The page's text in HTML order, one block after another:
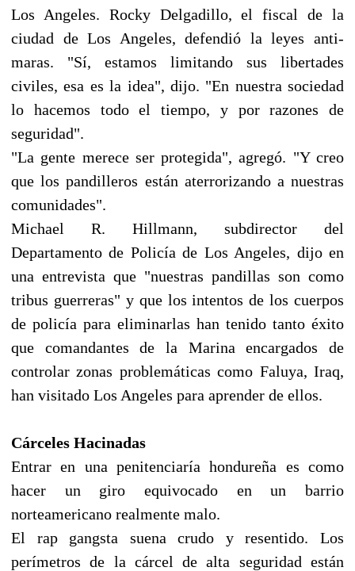
Los Angeles. Rocky Delgadillo, el fiscal de la
ciudad de Los Angeles, defendió la leyes anti-
maras. "Sí, estamos limitando sus libertades
civiles, esa es la idea", dijo. "En nuestra sociedad
lo hacemos todo el tiempo, y por razones de
seguridad".
"La gente merece ser protegida", agregó. "Y creo
que los pandilleros están aterrorizando a nuestras
comunidades".
Michael R. Hillmann, subdirector del
Departamento de Policía de Los Angeles, dijo en
una entrevista que "nuestras pandillas son como
tribus guerreras" y que los intentos de los cuerpos
de policía para eliminarlas han tenido tanto éxito
que comandantes de la Marina encargados de
controlar zonas problemáticas como Faluya, Iraq,
han visitado Los Angeles para aprender de ellos.
Cárceles Hacinadas
Entrar en una penitenciaría hondureña es como
hacer un giro equivocado en un barrio
norteamericano realmente malo.
El rap gangsta suena crudo y resentido. Los
perímetros de la cárcel de alta seguridad están